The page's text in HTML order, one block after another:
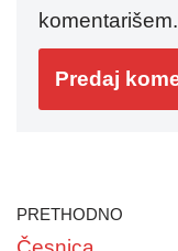
komentarišem.
PRETHODNO